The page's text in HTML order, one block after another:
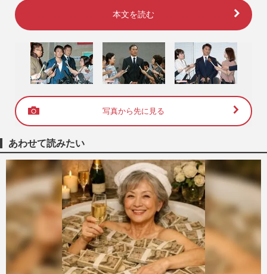
本文を読む
写真から先に見る
あわせて読みたい